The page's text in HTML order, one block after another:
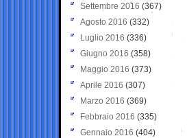
Settembre 2016 (367)
Agosto 2016 (332)
Luglio 2016 (336)
Giugno 2016 (358)
Maggio 2016 (373)
Aprile 2016 (307)
Marzo 2016 (369)
Febbraio 2016 (335)
Gennaio 2016 (404)